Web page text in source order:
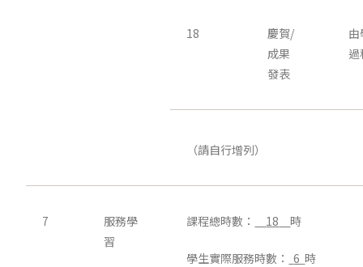
18
慶賀/
成果
發表
（請自行增列）
7
服務學
習
課程總時數： 18 時
學生實際服務時數： 6 時